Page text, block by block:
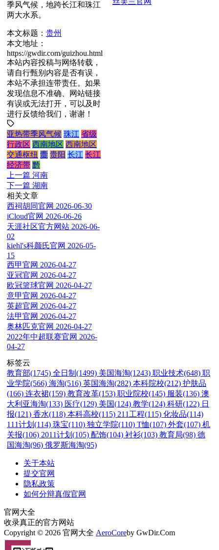
季风气候，地跨长江和珠江
两大水系。
本文标题： 贵州
本文地址：
https://gwdir.com/guizhou.html
本站内容投稿与网络转载，
请自行甄别内容是否有误，
本站不承担连带责任。如果
发现信息不准确、网站链接
有误或无法打开，可以及时
进行反馈给我们，谢谢！
亚热带季风气候 珠江 省级
行政区 西南地区 西南地区
交通枢纽 贵 贵阳 长江 长江
经济带 黔
上一篇 河南
下一篇 湖南
相关文章
西祠胡同官网 2026-06-30
iCloud官网 2026-06-26
天涯社区官方网站 2026-06-
02
kiehl's科颜氏官网 2026-05-
15
西甲官网 2026-04-27
亚冠官网 2026-04-27
欧冠篮球官网 2026-04-27
意甲官网 2026-04-27
英超官网 2026-04-27
法甲官网 2026-04-27
奥林匹克官网 2026-04-27
2022年中超联赛官网 2026-
04-27
标签云
教育部(1745) 全日制(1499) 美国海淘(1243) 职业技术(648) 职
业学院(566) 海淘(516) 英国海淘(282) 本科院校(212) 护肤品
(166) 连衣裙(159) 教育改革(153) 职业院校(145) 服装(136) 澳
大利亚海淘(133) 医疗(129) 美国(124) 教学(124) 科研(122) 日
报(121) 香水(118) 本科高校(115) 211工程(115) 化妆品(114)
111计划(114) 珠宝(110) 独立学院(110) T恤(107) 外套(107) 机
关报(106) 2011计划(105) 配饰(104) 衬衫(103) 教育局(98) 德
国海淘(96) 俄罗斯海淘(95)
关于本站
提交官网
隐私政策
如何分辩真假官网
官网大全
收录真正的官方网站
Copyright © 2026 官网大全 AeroCoreby GwDir.Com